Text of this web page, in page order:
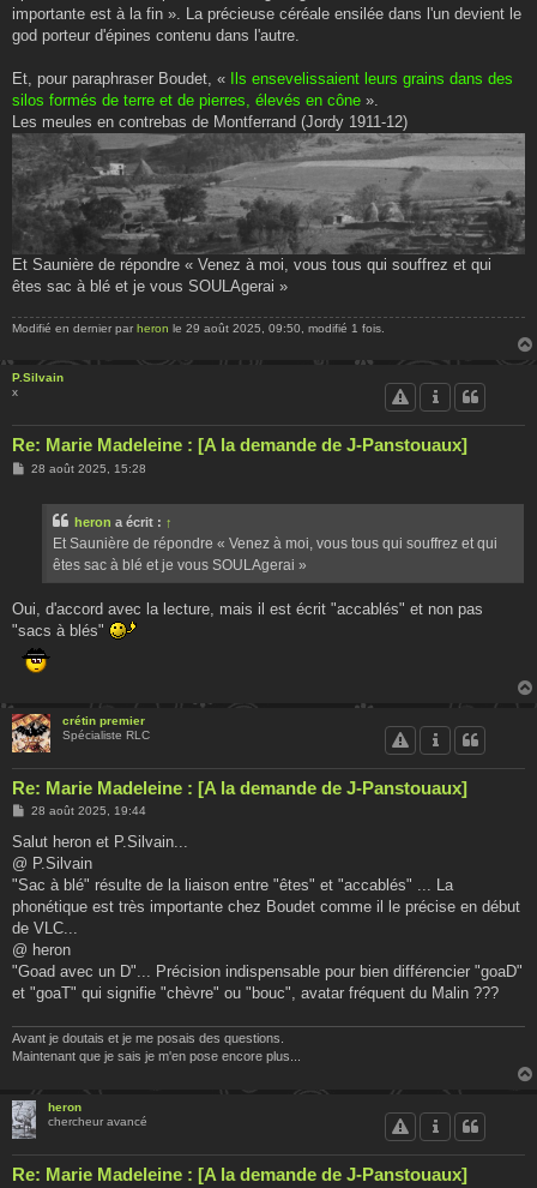
importante est à la fin ». La précieuse céréale ensilée dans l'un devient le
god porteur d'épines contenu dans l'autre.
Et, pour paraphraser Boudet, «
Ils ensevelissaient leurs grains dans des
silos formés de terre et de pierres, élevés en cône ».
Les meules en contrebas de Montferrand (Jordy 1911-12)
Et Saunière de répondre « Venez à moi, vous tous qui souffrez et qui
êtes sac à blé et je vous SOULAgerai »
Modifié en dernier par heron le 29 août 2025, 09:50, modifié 1 fois.
P.Silvain
x
Re: Marie Madeleine : [A la demande de J-Panstouaux]
M28 août 2025, 15:28
heron a écrit : ↑
Et Saunière de répondre « Venez à moi, vous tous qui souffrez et qui
êtes sac à blé et je vous SOULAgerai »
Oui, d'accord avec la lecture, mais il est écrit "accablés" et non pas
"sacs à blés"
crétin premier
Spécialiste RLC
Re: Marie Madeleine : [A la demande de J-Panstouaux]
M
s
a
g
28 août 2025, 19:44
Salut heron et P.Silvain...
@ P.Silvain
"Sac à blé" résulte de la liaison entre "êtes" et "accablés" ... La
phonétique est très importante chez Boudet comme il le précise en début
de VLC...
@ heron
"Goad avec un D"... Précision indispensable pour bien différencier "goaD"
et "goaT" qui signifie "chèvre" ou "bouc", avatar fréquent du Malin ???
Avant je doutais et je me posais des questions.
Maintenant que je sais je m'en pose encore plus...
heron
chercheur avancé
Re: Marie Madeleine : [A la demande de J-Panstouaux]